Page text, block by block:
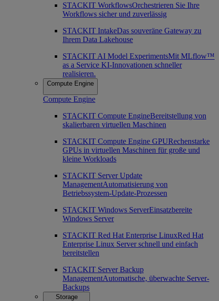
STACKIT WorkflowsOrchestrieren Sie Ihre
Workflows sicher und zuverlässig
STACKIT IntakeDas souveräne Gateway zu
Ihrem Data Lakehouse
STACKIT AI Model ExperimentsMit MLflow™
as a Service KI-Innovationen schneller
realisieren.
Compute Engine
Compute Engine
STACKIT Compute EngineBereitstellung von
skalierbaren virtuellen Maschinen
STACKIT Compute Engine GPURechenstarke
GPUs in virtuellen Maschinen für große und
kleine Workloads
STACKIT Server Update
ManagementAutomatisierung von
Betriebssystem-Update-Prozessen
STACKIT Windows ServerEinsatzbereite
Windows Server
STACKIT Red Hat Enterprise LinuxRed Hat
Enterprise Linux Server schnell und einfach
bereitstellen
STACKIT Server Backup
ManagementAutomatische, überwachte Server-
Backups
Storage